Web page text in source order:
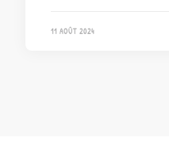
11 AOÛT 2024